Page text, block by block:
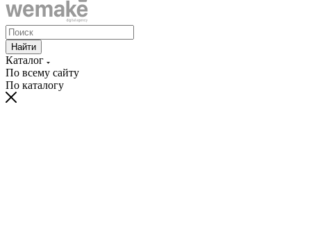
Найти
Каталог
По всему сайту
По каталогу